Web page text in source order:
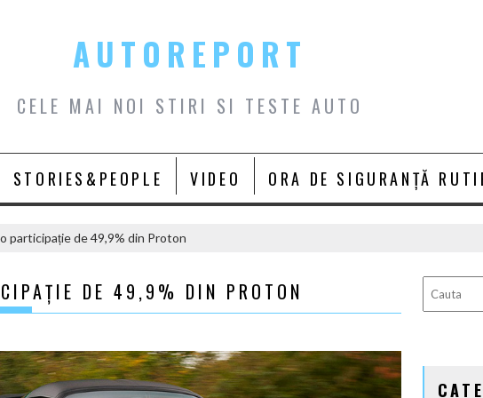
AUTOREPORT
CELE MAI NOI STIRI SI TESTE AUTO
STORIES&PEOPLE VIDEO ORA DE SIGURANȚĂ
participație de 49,9% din Proton
DE 49,9% DIN PROTON